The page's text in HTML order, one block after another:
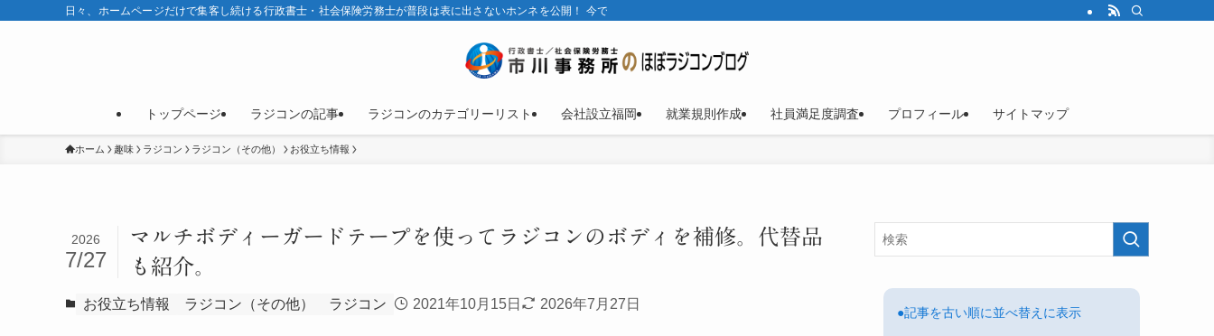
日々、ホームページだけで集客し続ける行政書士・社会保険労務士が普段は表に出さないホンネを公開！ 今では、ほとんどラジコンブログ。
トップページ ラジコンの記事 ラジコンのカテゴリーリスト 会社設立福岡 就業規則作成 社員満足度調査 プロフィール サイトマップ
ホーム 趣味 ラジコン ラジコン（その他） お役立ち情報
マルチボディーガードテープを使ってラジコンのボディを補修。代替品
も紹介。
2026
7/27
お役立ち情報 ラジコン（その他） ラジコン 2021年10月15日 2026年7月27日
●記事を古い順に並べ替えに表示